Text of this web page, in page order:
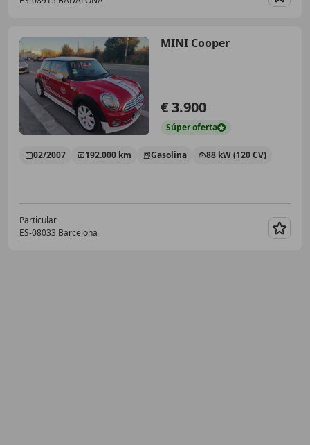
MINI Cooper
€ 3.900
Súperoferta
02/2007 192.000 km Gasolina 88 kW (120 CV)
Particular
ES-08033 Barcelona